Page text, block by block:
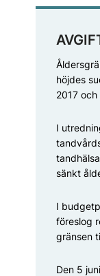
höjdes
2017 och
I
sänkt
I
föreslog
gränsen
Den 5